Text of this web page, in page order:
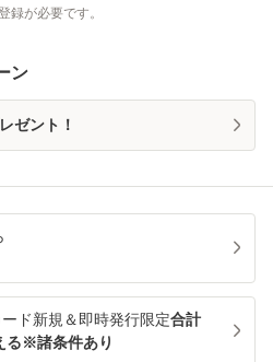
録が必要です。
ン
ゼント！
ド新規＆即時発行限定合計
る※諸条件あり